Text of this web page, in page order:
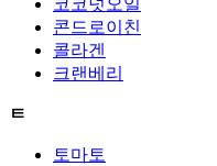
콘드로이친
콜라겐
크랜베리
ㅌ
토마토